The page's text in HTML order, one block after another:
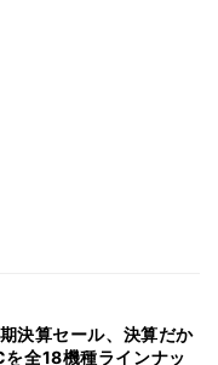
決算セール、決算だか
を全18機種ラインナッ